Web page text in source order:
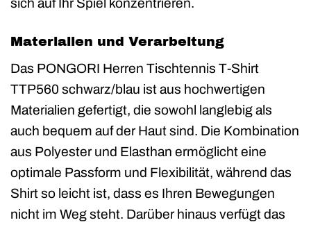
Materialien und Verarbeitung
Das PONGORI Herren Tischtennis T-Shirt
TTP560 schwarz/blau ist aus hochwertigen
Materialien gefertigt, die sowohl langlebig als
auch bequem auf der Haut sind. Die Kombination
aus Polyester und Elasthan ermöglicht eine
optimale Passform und Flexibilität, während das
Shirt so leicht ist, dass es Ihren Bewegungen
nicht im Weg steht. Darüber hinaus verfügt das